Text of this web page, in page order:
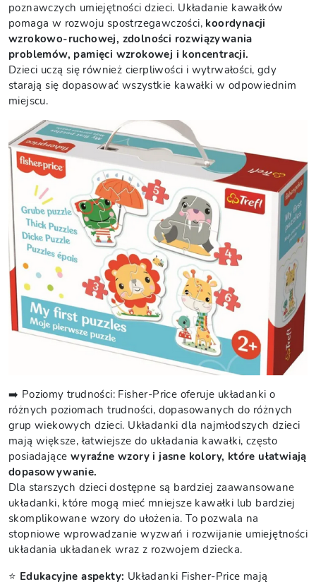
poznawczych umiejętności dzieci. Układanie kawałków
pomaga w rozwoju spostrzegawczości, koordynacji
wzrokowo-ruchowej, zdolności rozwiązywania
problemów, pamięci wzrokowej i koncentracji.
Dzieci uczą się również cierpliwości i wytrwałości, gdy
starają się dopasować wszystkie kawałki w odpowiednim
miejscu.
➡️ Poziomy trudności: Fisher-Price oferuje układanki o
różnych poziomach trudności, dopasowanych do różnych
grup wiekowych dzieci. Układanki dla najmłodszych dzieci
mają większe, łatwiejsze do układania kawałki, często
posiadające wyraźne wzory i jasne kolory, które ułatwiają
dopasowywanie.
Dla starszych dzieci dostępne są bardziej zaawansowane
układanki, które mogą mieć mniejsze kawałki lub bardziej
skomplikowane wzory do ułożenia. To pozwala na
stopniowe wprowadzanie wyzwań i rozwijanie umiejętności
układania układanek wraz z rozwojem dziecka.
⭐ Edukacyjne aspekty: Układanki Fisher-Price mają